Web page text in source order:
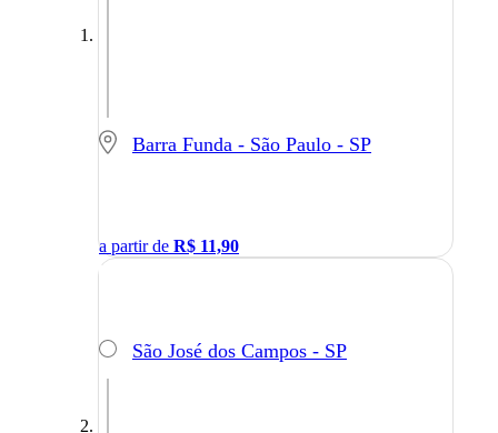
Barra Funda - São Paulo - SP
a partir de R$ 11,90
São José dos Campos - SP